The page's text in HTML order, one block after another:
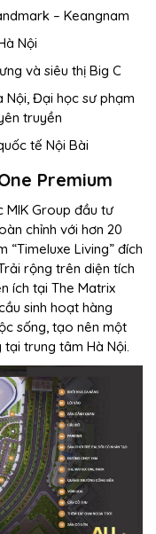
– Keangnam
Nội
và siêu thị Big C
Nội, Đại học sư phạm
truyền
tế Nội Bài
Premium
MIK Group đầu tư
chỉnh với hơn 20
“Timeluxe Living” đích
rộng trên diện tích
ích tại The Matrix
sinh hoạt hàng
sống, tạo nên một
trung tâm Hà Nội.